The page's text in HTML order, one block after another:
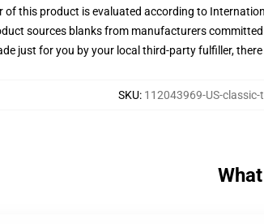
of this product is evaluated according to
sources blanks from manufacturers
just for you by your local third-party fulfiller,
SKU: 112043969-US-classic-